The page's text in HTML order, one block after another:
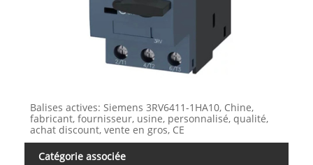
Balises actives: Siemens 3RV6411-1HA10, Chine,
fabricant, fournisseur, usine, personnalisé, qualité,
achat discount, vente en gros, CE
Catégorie associée